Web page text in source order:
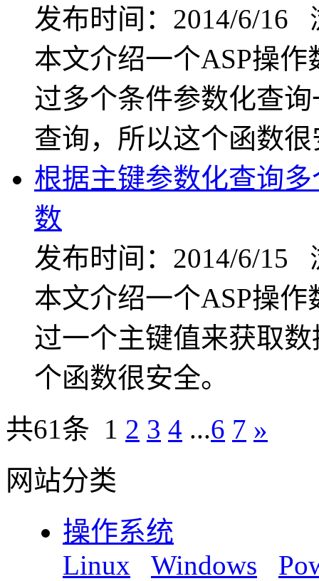
发布时间：2014/6/16
本文介绍一个ASP操
过多个条件参数化查
查询，所以这个函数
根据主键参数化查询
数
发布时间：2014/6/15
本文介绍一个ASP操
过一个主键值来获取
个函数很安全。
共61条 1 2 3 4 ...6 7 »
网站分类
操作系统
Linux
Windows